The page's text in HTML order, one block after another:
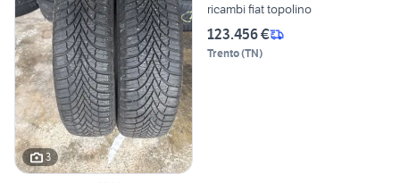
3
ricambi fiat topolino
123.456 €
Trento(TN)